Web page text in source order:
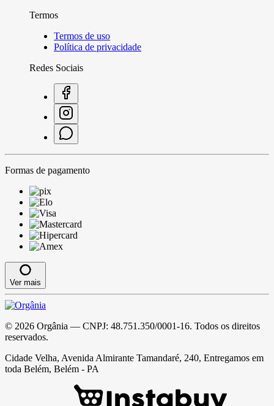
Termos
Termos de uso
Política de privacidade
Redes Sociais
Formas de pagamento
Ver mais
© 2026 Orgânia — CNPJ: 48.751.350/0001-16. Todos os direitos
reservados.
Cidade Velha, Avenida Almirante Tamandaré, 240, Entregamos em
toda Belém, Belém - PA